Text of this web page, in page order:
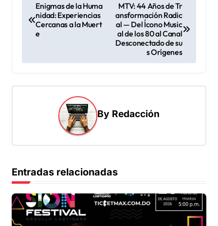
g
a
n
e
e
n
Enigmas de la Huma
nidad: Experiencias
Cercanas a la Muert
e
MTV: 44 Años de Tr
ansformación Radic
al — Del Ícono Music
al de los 80 al Canal
Desconectado de su
s Orígenes
By Redacción
Entradas relacionadas